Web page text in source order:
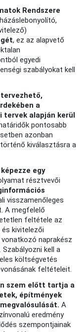
Rendszere
, ez az alapvető
egyedi
szabályokat kell
tervezhető,
a
tervek alapján kerül
pontosabb
azonban
kiválasztásra a
egy
résztvevői
visszamenőleges
A megfelelő
feltétele az
kivitelezői
naprakész
kell a
költségvetés
feltételeit.
szem előtt tartja a
építmények
A
eredmény
szempontjainak